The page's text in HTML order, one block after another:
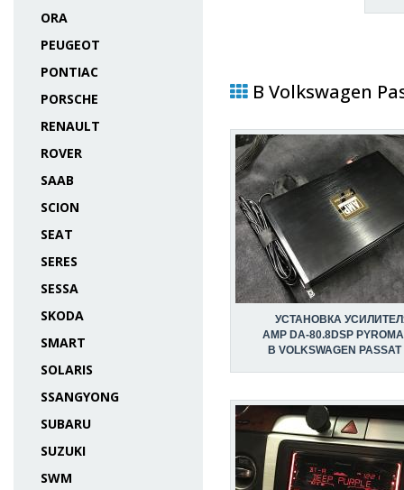
ORA
PEUGEOT
PONTIAC
PORSCHE
RENAULT
ROVER
SAAB
SCION
SEAT
SERES
SESSA
SKODA
SMART
SOLARIS
SSANGYONG
SUBARU
SUZUKI
SWM
В Volkswagen
УСТАНОВКА
AMP DA-80.8DSP
В VOLKSWAGEN PASSAT